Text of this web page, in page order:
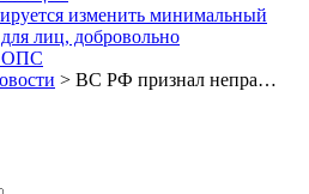
изменить минимальный
лиц, добровольно
ОПС
> ВС РФ признал непра…